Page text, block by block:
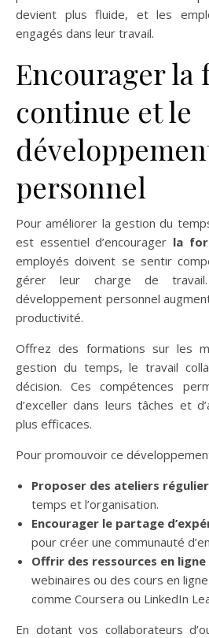
devient plus fluide, et les
engagés dans leur travail.
Encourager la
continue et le
personnel
Pour améliorer la gestion du
est essentiel d’encourager la
employés doivent se sentir
gérer leur charge de
développement personnel
productivité.
Offrez des formations sur les
gestion du temps, le travail
décision. Ces compétences
d’exceller dans leurs tâches et
plus efficaces.
Pour promouvoir ce
Proposer des ateliers
temps et l’organisation.
Encourager le partage
pour créer une communauté
Offrir des ressources en ligne
webinaires ou des cours en
comme Coursera ou LinkedIn
En dotant vos collaborateurs